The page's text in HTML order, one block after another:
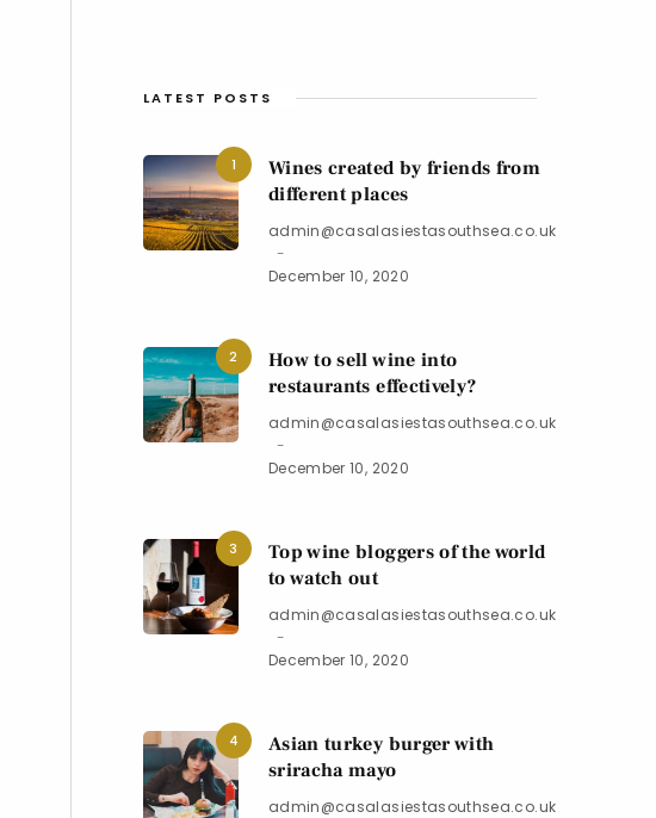
LATEST POSTS
1
Wines created by friends from
different places
admin@casalasiestasouthsea.co.uk
December 10, 2020
2
How to sell wine into
restaurants effectively?
admin@casalasiestasouthsea.co.uk
December 10, 2020
3
Top wine bloggers of the world
to watch out
admin@casalasiestasouthsea.co.uk
December 10, 2020
4
Asian turkey burger with
sriracha mayo
admin@casalasiestasouthsea.co.uk